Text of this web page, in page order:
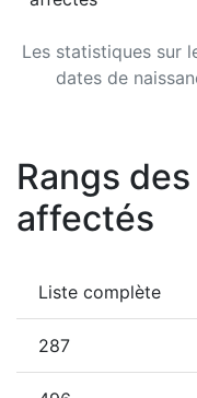
Les statistiques sur
dates de
Rangs
affectés
Liste complète
287